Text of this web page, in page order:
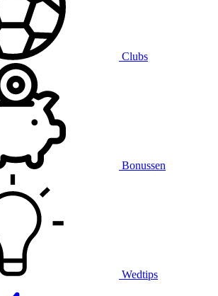
Clubs
Bonussen
Wedtips